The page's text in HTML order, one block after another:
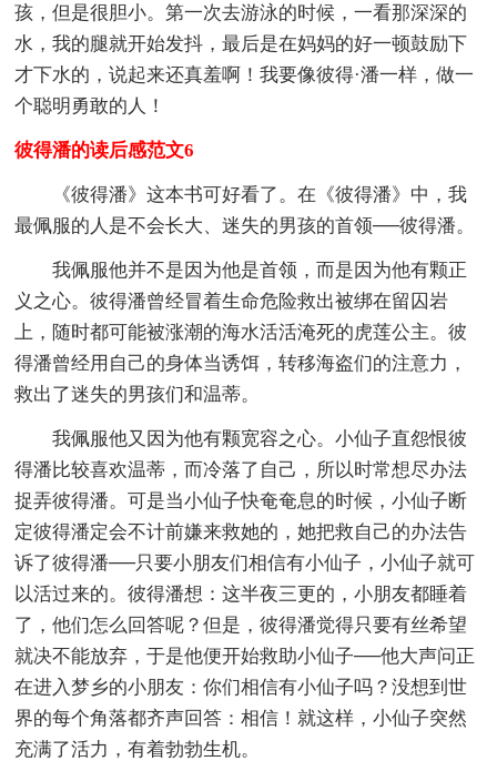
孩，但是很胆小。第一次去游泳的时候，一看那深深的
水，我的腿就开始发抖，最后是在妈妈的好一顿鼓励下
才下水的，说起来还真羞啊！我要像彼得·潘一样，做一
个聪明勇敢的人！
彼得潘的读后感范文6
《彼得潘》这本书可好看了。在《彼得潘》中，我
最佩服的人是不会长大、迷失的男孩的首领──彼得潘。
我佩服他并不是因为他是首领，而是因为他有颗正
义之心。彼得潘曾经冒着生命危险救出被绑在留囚岩
上，随时都可能被涨潮的海水活活淹死的虎莲公主。彼
得潘曾经用自己的身体当诱饵，转移海盗们的注意力，
救出了迷失的男孩们和温蒂。
我佩服他又因为他有颗宽容之心。小仙子直怨恨彼
得潘比较喜欢温蒂，而冷落了自己，所以时常想尽办法
捉弄彼得潘。可是当小仙子快奄奄息的时候，小仙子断
定彼得潘定会不计前嫌来救她的，她把救自己的办法告
诉了彼得潘──只要小朋友们相信有小仙子，小仙子就可
以活过来的。彼得潘想：这半夜三更的，小朋友都睡着
了，他们怎么回答呢？但是，彼得潘觉得只要有丝希望
就决不能放弃，于是他便开始救助小仙子──他大声问正
在进入梦乡的小朋友：你们相信有小仙子吗？没想到世
界的每个角落都齐声回答：相信！就这样，小仙子突然
充满了活力，有着勃勃生机。